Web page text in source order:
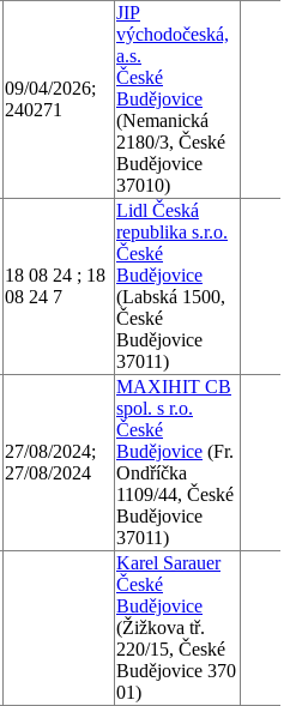
09/04/2026;
240271
JIP
východočeská,
a.s.
České
Budějovice
(Nemanická
2180/3, České
Budějovice
37010)
18 08 24 ; 18
08 24 7
Lidl Česká
republika s.r.o.
České
Budějovice
(Labská 1500,
České
Budějovice
37011)
27/08/2024;
27/08/2024
MAXIHIT CB
spol. s r.o.
České
Budějovice (Fr.
Ondříčka
1109/44, České
Budějovice
37011)
Karel Sarauer
České
Budějovice
(Žižkova tř.
220/15, České
Budějovice 370
01)